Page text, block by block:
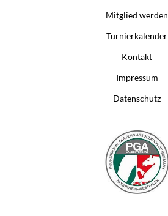
Mitglied werden
Turnierkalender
Kontakt
Impressum
Datenschutz